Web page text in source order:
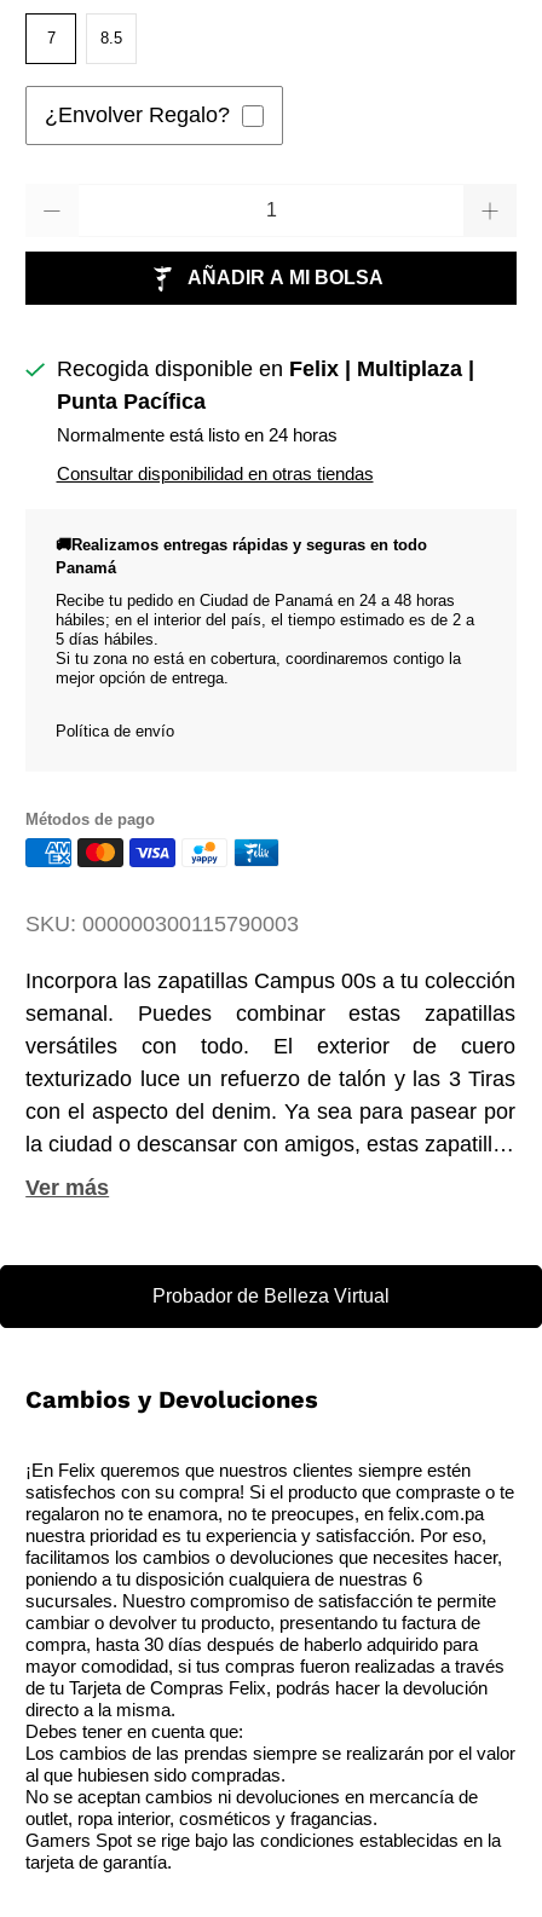
7 8.5
¿Envolver Regalo?
AÑADIR A MI BOLSA
Recogida disponible en Felix | Multiplaza |
Punta Pacífica
Normalmente está listo en 24 horas
Consultar disponibilidad en otras tiendas
🚚Realizamos entregas rápidas y seguras en todo
Panamá
Recibe tu pedido en Ciudad de Panamá en 24 a 48 horas
hábiles; en el interior del país, el tiempo estimado es de 2 a
5 días hábiles.
Si tu zona no está en cobertura, coordinaremos contigo la
mejor opción de entrega.
Política de envío
Métodos de pago
SKU: 000000300115790003
Incorpora las zapatillas Campus 00s a tu colección
semanal. Puedes combinar estas zapatillas
versátiles con todo. El exterior de cuero
texturizado luce un refuerzo de talón y las 3 Tiras
con el aspecto del denim. Ya sea para pasear por
la ciudad o descansar con amigos, estas zapatillas
de corte bajo mantienen tus pies cómodos con el
Probador de Belleza Virtual
Cambios y Devoluciones
¡En Felix queremos que nuestros clientes siempre estén
satisfechos con su compra! Si el producto que compraste o te
regalaron no te enamora, no te preocupes, en felix.com.pa
nuestra prioridad es tu experiencia y satisfacción. Por eso,
facilitamos los cambios o devoluciones que necesites hacer,
poniendo a tu disposición cualquiera de nuestras 6
sucursales. Nuestro compromiso de satisfacción te permite
cambiar o devolver tu producto, presentando tu factura de
compra, hasta 30 días después de haberlo adquirido para
mayor comodidad, si tus compras fueron realizadas a través
de tu Tarjeta de Compras Felix, podrás hacer la devolución
directo a la misma.
Debes tener en cuenta que:
Los cambios de las prendas siempre se realizarán por el valor
al que hubiesen sido compradas.
No se aceptan cambios ni devoluciones en mercancía de
outlet, ropa interior, cosméticos y fragancias.
Gamers Spot se rige bajo las condiciones establecidas en la
tarjeta de garantía.